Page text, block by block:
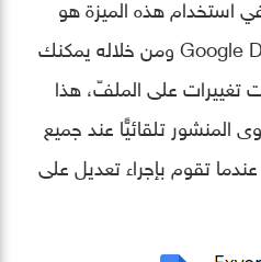
استخدام هذه الميزة هو
“النشر على الويب” في Google Drive ومن خلاله يمكنك
تغييرات على الملفّ، هذا
المنشور تلقائيًّا عند جميع
تقوم بإجراء تعديل على